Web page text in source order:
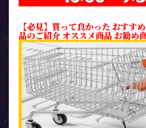
【必見】買って良かった おすす
品のご紹介 オススメ商品 お勧め